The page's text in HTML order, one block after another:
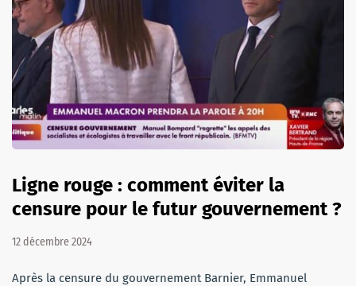
Ligne rouge : comment éviter la
censure pour le futur gouvernement ?
12 décembre 2024
Après la censure du gouvernement Barnier, Emmanuel